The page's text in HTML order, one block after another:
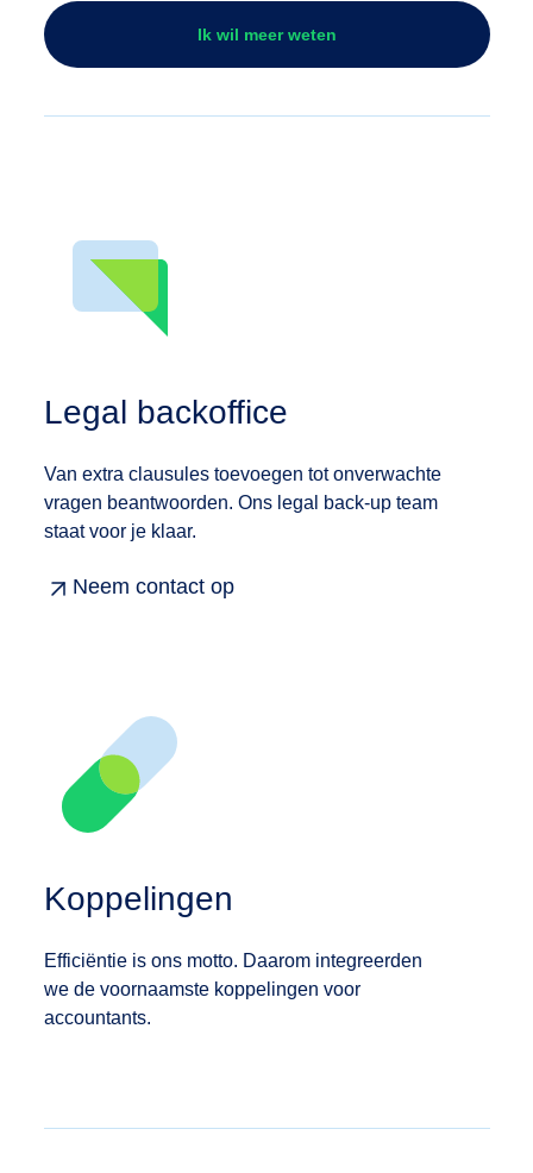
Ik wil meer weten
Legal backoffice
Van extra clausules toevoegen tot onverwachte
vragen beantwoorden. Ons legal back-up team
staat voor je klaar.
Neem contact op
Koppelingen
Efficiëntie is ons motto. Daarom integreerden
we de voornaamste koppelingen voor
accountants.